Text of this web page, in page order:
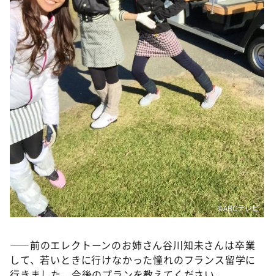
©️ABCテレビ
――前のエレクトーンのお姉さん谷川知未さんは卒業
して、若いときに行けなかった憧れのフランス留学に